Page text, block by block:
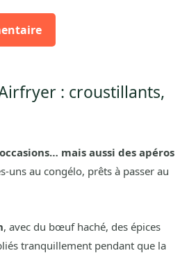
: croustillants,
mais aussi des apéros
uns au congélo, prêts à passer au
, avec du bœuf haché, des épices
tranquillement pendant que la